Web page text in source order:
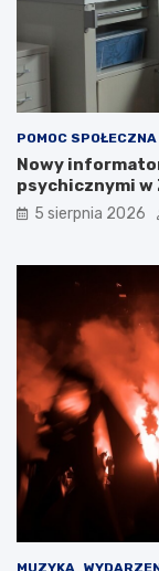
POMOC SPOŁECZNA
Nowy
psychicznymi w
5 sierpnia 2026
MUZYKA